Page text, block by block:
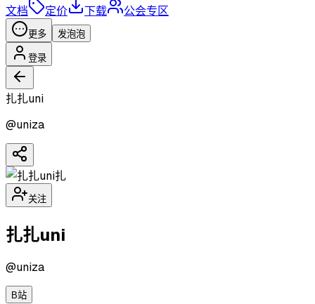
文档
定价 下载 公会专区
更多 发泡泡
登录
扎扎uni
@uniza
扎
关注
扎扎uni
@uniza
B站